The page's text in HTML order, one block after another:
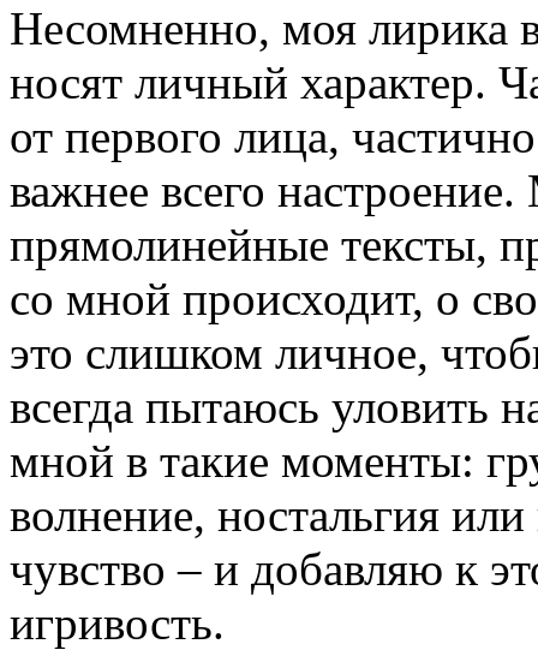
Несомненно, моя лирика
носят личный характер.
от первого лица,
важнее всего
прямолинейные тексты,
со мной происходит, о
это слишком личное,
всегда пытаюсь уловить
мной в такие моменты:
волнение, ностальгия
чувство – и добавляю к
игривость.